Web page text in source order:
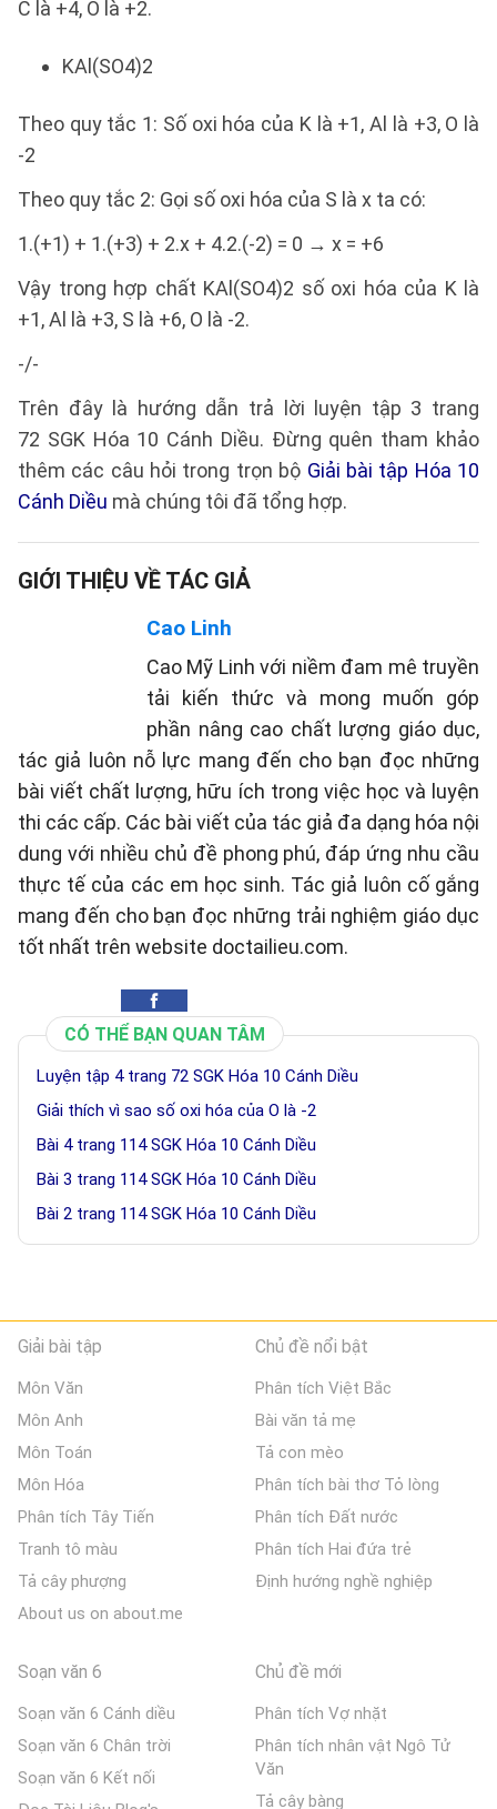
C là +4, O là +2.
KAl(SO4)2
Theo quy tắc 1: Số oxi hóa của K là +1, Al là +3, O là
-2
Theo quy tắc 2: Gọi số oxi hóa của S là x ta có:
1.(+1) + 1.(+3) + 2.x + 4.2.(-2) = 0 → x = +6
Vậy trong hợp chất KAl(SO4)2 số oxi hóa của K là
+1, Al là +3, S là +6, O là -2.
-/-
Trên đây là hướng dẫn trả lời luyện tập 3 trang
72 SGK Hóa 10 Cánh Diều. Đừng quên tham khảo
thêm các câu hỏi trong trọn bộ Giải bài tập Hóa 10
Cánh Diều mà chúng tôi đã tổng hợp.
GIỚI THIỆU VỀ TÁC GIẢ
Cao Linh
Cao Mỹ Linh với niềm đam mê truyền
tải kiến thức và mong muốn góp
phần nâng cao chất lượng giáo dục,
tác giả luôn nỗ lực mang đến cho bạn đọc những
bài viết chất lượng, hữu ích trong việc học và luyện
thi các cấp. Các bài viết của tác giả đa dạng hóa nội
dung với nhiều chủ đề phong phú, đáp ứng nhu cầu
thực tế của các em học sinh. Tác giả luôn cố gắng
mang đến cho bạn đọc những trải nghiệm giáo dục
tốt nhất trên website doctailieu.com.
CÓ THỂ BẠN QUAN TÂM
Luyện tập 4 trang 72 SGK Hóa 10 Cánh Diều
Giải thích vì sao số oxi hóa của O là -2
Bài 4 trang 114 SGK Hóa 10 Cánh Diều
Bài 3 trang 114 SGK Hóa 10 Cánh Diều
Bài 2 trang 114 SGK Hóa 10 Cánh Diều
Giải bài tập
Môn Văn
Môn Anh
Môn Toán
Môn Hóa
Phân tích Tây Tiến
Tranh tô màu
Tả cây phượng
About us on about.me
Chủ đề nổi bật
Phân tích Việt Bắc
Bài văn tả mẹ
Tả con mèo
Phân tích bài thơ Tỏ lòng
Phân tích Đất nước
Phân tích Hai đứa trẻ
Định hướng nghề nghiệp
Soạn văn 6
Soạn văn 6 Cánh diều
Soạn văn 6 Chân trời
Soạn văn 6 Kết nối
Chủ đề mới
Phân tích Vợ nhặt
Phân tích nhân vật Ngô Tử
Văn
Tả cây bàng